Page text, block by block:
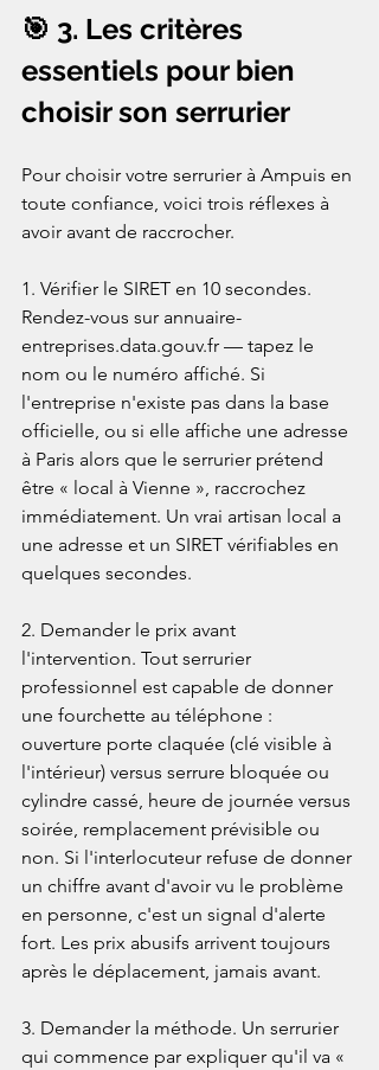
🎯 3. Les critères
essentiels pour bien
choisir son serrurier
Pour choisir votre serrurier à Ampuis en
toute confiance, voici trois réflexes à
avoir avant de raccrocher.
1. Vérifier le SIRET en 10 secondes.
Rendez-vous sur annuaire-
entreprises.data.gouv.fr — tapez le
nom ou le numéro affiché. Si
l'entreprise n'existe pas dans la base
officielle, ou si elle affiche une adresse
à Paris alors que le serrurier prétend
être « local à Vienne », raccrochez
immédiatement. Un vrai artisan local a
une adresse et un SIRET vérifiables en
quelques secondes.
2. Demander le prix avant
l'intervention. Tout serrurier
professionnel est capable de donner
une fourchette au téléphone :
ouverture porte claquée (clé visible à
l'intérieur) versus serrure bloquée ou
cylindre cassé, heure de journée versus
soirée, remplacement prévisible ou
non. Si l'interlocuteur refuse de donner
un chiffre avant d'avoir vu le problème
en personne, c'est un signal d'alerte
fort. Les prix abusifs arrivent toujours
après le déplacement, jamais avant.
3. Demander la méthode. Un serrurier
qui commence par expliquer qu'il va «